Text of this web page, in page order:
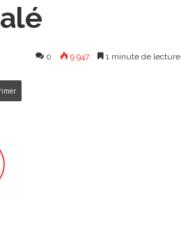
0 9 947 1 minute de lecture